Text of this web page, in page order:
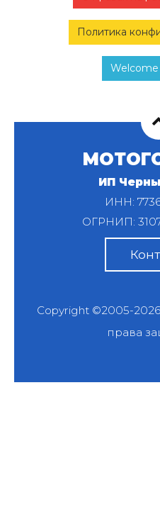
Политика
ИП
ИНН:
ОГРНИП:
Copyright ©2005-2026
права